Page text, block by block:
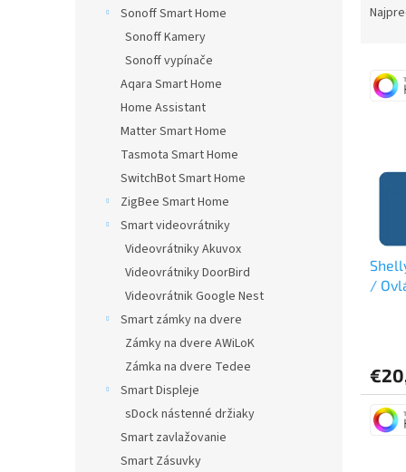
Sonoff Smart Home
Sonoff Kamery
Sonoff vypínače
Aqara Smart Home
Home Assistant
Matter Smart Home
Tasmota Smart Home
SwitchBot Smart Home
ZigBee Smart Home
Smart videovrátniky
Videovrátniky Akuvox
Videovrátniky DoorBird
Videovrátnik Google Nest
Smart zámky na dvere
Zámky na dvere AWiLoK
Zámka na dvere Tedee
Smart Displeje
sDock nástenné držiaky
Smart zavlažovanie
Smart Zásuvky
/
je
3,7
z
5